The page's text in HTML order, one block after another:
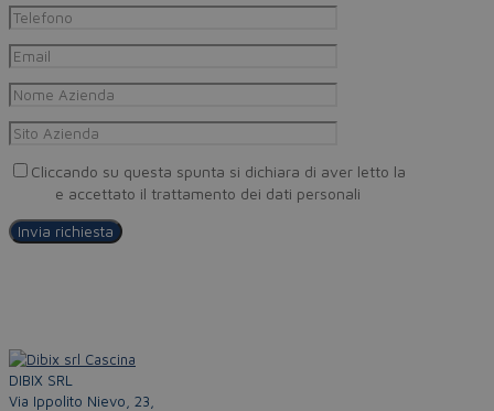
Cliccando su questa spunta si dichiara di aver letto la
e accettato il trattamento dei dati personali
DIBIX SRL
Via Ippolito Nievo, 23,